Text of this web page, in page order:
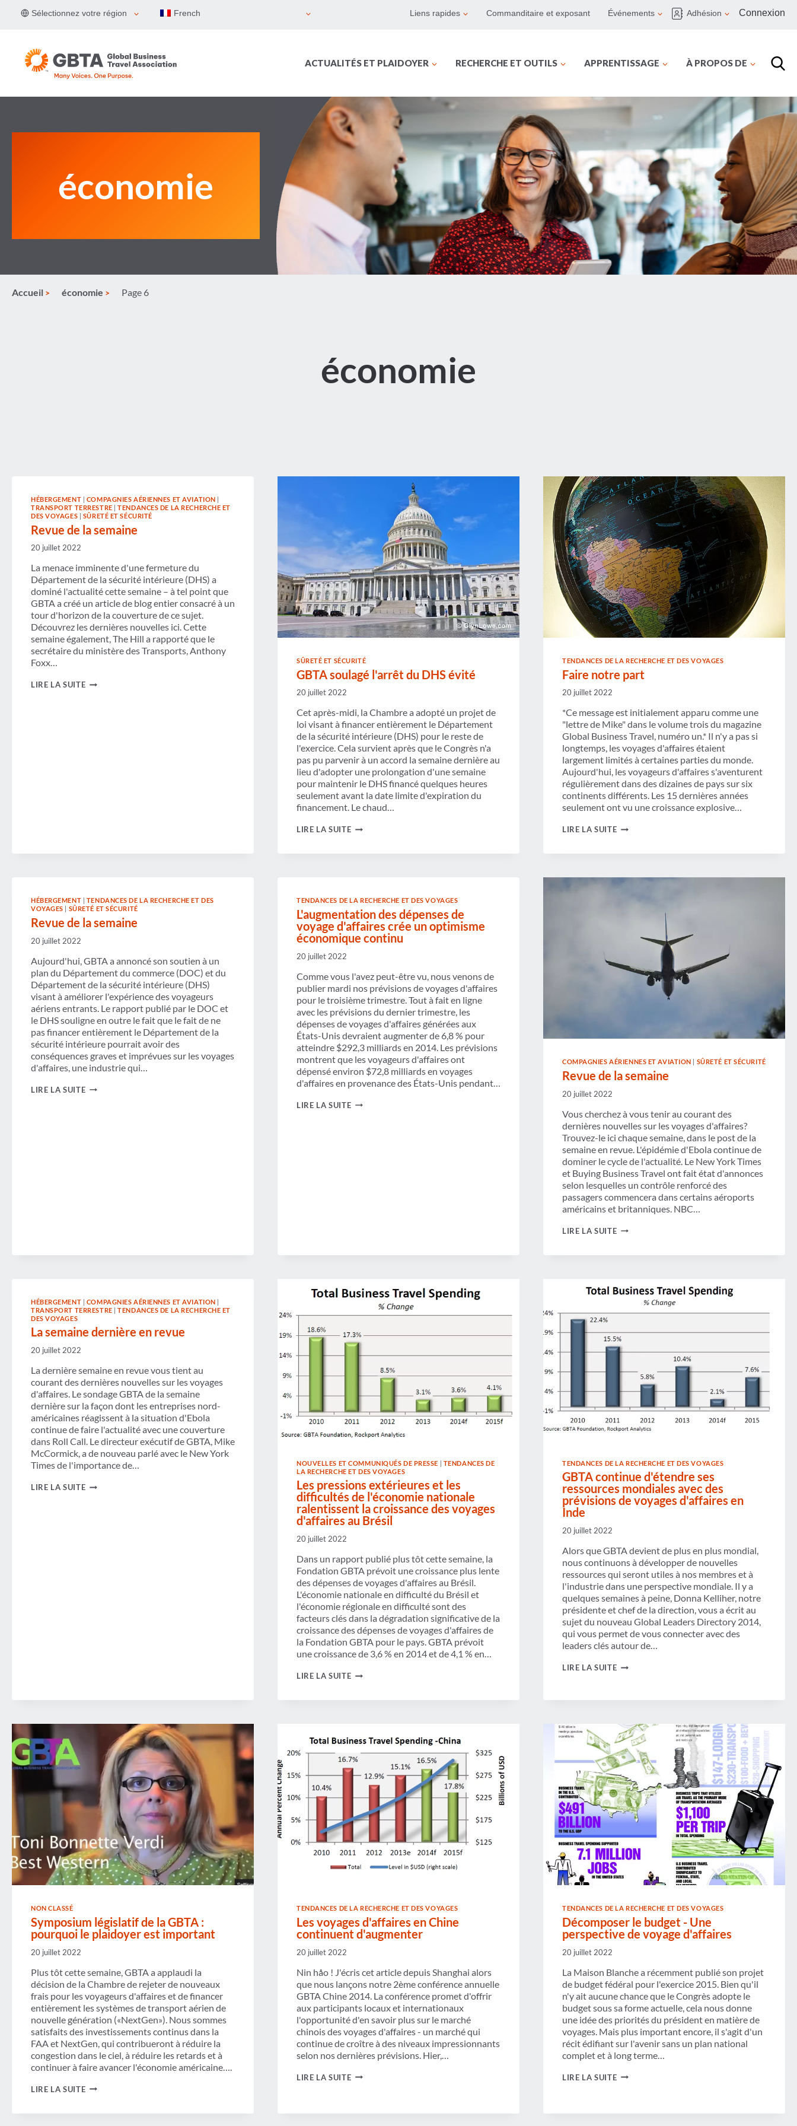
Sélectionnez votre région French Liens rapides Commanditaire et exposant Événements Adhésion Connexion
ACTUALITÉS ET PLAIDOYER RECHERCHE ET OUTILS APPRENTISSAGE À PROPOS DE
économie
Accueil économie Page 6
économie
HÉBERGEMENT | COMPAGNIES AÉRIENNES ET AVIATION |
TRANSPORT TERRESTRE |TENDANCES DE LA RECHERCHE ET
DES VOYAGES | SÛRETÉ ET SÉCURITÉ
Revue de la semaine
20 juillet 2022
La menace imminente d'une fermeture du
Département de la sécurité intérieure (DHS) a
dominé l'actualité cette semaine – à tel point que
GBTA a créé un article de blog entier consacré à un
tour d'horizon de la couverture de ce sujet.
Découvrez les dernières nouvelles ici. Cette
semaine également, The Hill a rapporté que le
secrétaire du ministère des Transports, Anthony
Foxx…
LIRE LA SUITEREVUE
SÛRETÉ ET SÉCURITÉ
GBTA soulagé l'arrêt du DHS évité
20 juillet 2022
Cet après-midi, la Chambre a adopté un projet de
loi visant à financer entièrement le Département
de la sécurité intérieure (DHS) pour le reste de
l'exercice. Cela survient après que le Congrès n'a
pas pu parvenir à un accord la semaine dernière au
lieu d'adopter une prolongation d'une semaine
pour maintenir le DHS financé quelques heures
seulement avant la date limite d'expiration du
financement. Le chaud…
LIRE LA SUITEGBTA
DU
TENDANCES DE LA RECHERCHE ET DES VOYAGES
Faire notre part
20 juillet 2022
*Ce message est initialement apparu comme une
"lettre de Mike" dans le volume trois du magazine
Global Business Travel, numéro un.* Il n'y a pas si
longtemps, les voyages d'affaires étaient
largement limités à certaines parties du monde.
Aujourd'hui, les voyageurs d'affaires s'aventurent
régulièrement dans des dizaines de pays sur six
continents différents. Les 15 dernières années
seulement ont vu une croissance explosive…
LIRE LA SUITEFAIRE
HÉBERGEMENT
TENDANCES DE LA RECHERCHE ET DES
VOYAGES
SÛRETÉ ET SÉCURITÉ
Revue de la semaine
20 juillet 2022
Aujourd'hui, GBTA a annoncé son soutien à un
plan du Département du commerce (DOC) et du
Département de la sécurité intérieure (DHS)
visant à améliorer l'expérience des voyageurs
aériens entrants. Le rapport publié par le DOC et
le DHS souligne en outre le fait que le fait de ne
pas financer entièrement le Département de la
sécurité intérieure pourrait avoir des
conséquences graves et imprévues sur les voyages
d'affaires, une industrie qui…
LIRE LA SUITEREVUE
TENDANCES DE LA RECHERCHE ET DES VOYAGES
L'augmentation des dépenses de
voyage d'affaires crée un optimisme
économique continu
20 juillet 2022
Comme vous l'avez peut-être vu, nous venons de
publier mardi nos prévisions de voyages d'affaires
pour le troisième trimestre. Tout à fait en ligne
avec les prévisions du dernier trimestre, les
dépenses de voyages d'affaires générées aux
États-Unis devraient augmenter de 6,8 % pour
atteindre $292,3 milliards en 2014. Les prévisions
montrent que les voyageurs d'affaires ont
dépensé environ $72,8 milliards en voyages
d'affaires en provenance des États-Unis pendant…
LIRE LA SUITEL'AUGMENTATION
COMPAGNIES AÉRIENNES ET AVIATION SÛRETÉ ET SÉCURITÉ
Revue de la semaine
20 juillet 2022
Vous cherchez à vous tenir au courant des
dernières nouvelles sur les voyages d'affaires?
Trouvez-le ici chaque semaine, dans le post de la
semaine en revue. L'épidémie d'Ebola continue de
dominer le cycle de l'actualité. Le New York Times
et Buying Business Travel ont fait état d'annonces
selon lesquelles un contrôle renforcé des
passagers commencera dans certains aéroports
américains et britanniques. NBC…
LIRE LA SUITEREVUE
SEMAINE
HÉBERGEMENT | COMPAGNIES AÉRIENNES ET AVIATION |
TRANSPORT TERRESTRE |TENDANCES DE LA RECHERCHE ET
DES VOYAGES
La semaine dernière en revue
20 juillet 2022
La dernière semaine en revue vous tient au
courant des dernières nouvelles sur les voyages
d'affaires. Le sondage GBTA de la semaine
dernière sur la façon dont les entreprises nord-
américaines réagissent à la situation d'Ebola
continue de faire l'actualité avec une couverture
dans Roll Call. Le directeur exécutif de GBTA, Mike
McCormick, a de nouveau parlé avec le New York
Times de l'importance de…
LIRE LA SUITELA
NOUVELLES ET COMMUNIQUÉS DE PRESSE | TENDANCES DE
LA RECHERCHE ET DES VOYAGES
Les pressions extérieures et les
difficultés de l'économie nationale
ralentissent la croissance des voyages
d'affaires au Brésil
20 juillet 2022
Dans un rapport publié plus tôt cette semaine, la
Fondation GBTA prévoit une croissance plus lente
des dépenses de voyages d'affaires au Brésil.
L'économie nationale en difficulté du Brésil et
l'économie régionale en difficulté sont des
facteurs clés dans la dégradation significative de la
croissance des dépenses de voyages d'affaires de
la Fondation GBTA pour le pays. GBTA prévoit
une croissance de 3,6 % en 2014 et de 4,1 % en…
LIRE LA SUITELES
ET
L'ÉCONOMIE
RALENTISSENT
LA
CROISSANCE
VOYAGES
D'AFFAIRES
AU
BRÉSIL
TENDANCES DE LA RECHERCHE ET DES VOYAGES
GBTA continue d'étendre ses
ressources mondiales avec des
prévisions de voyages d'affaires en
Inde
20 juillet 2022
Alors que GBTA devient de plus en plus mondial,
nous continuons à développer de nouvelles
ressources qui seront utiles à nos membres et à
l'industrie dans une perspective mondiale. Il y a
quelques semaines à peine, Donna Kelliher, notre
présidente et chef de la direction, vous a écrit au
sujet du nouveau Global Leaders Directory 2014,
qui vous permet de vous connecter avec des
leaders clés autour de…
LIRE LA SUITEGBTA
RESSOURCES
AVEC
DES
PRÉVISIONS
DE
VOYAGES
D'AFFAIRES
EN
INDE
NON CLASSÉ
Symposium législatif de la GBTA :
pourquoi le plaidoyer est important
20 juillet 2022
Plus tôt cette semaine, GBTA a applaudi la
décision de la Chambre de rejeter de nouveaux
frais pour les voyageurs d'affaires et de financer
entièrement les systèmes de transport aérien de
nouvelle génération («NextGen»). Nous sommes
satisfaits des investissements continus dans la
FAA et NextGen, qui contribueront à réduire la
congestion dans le ciel, à réduire les retards et à
continuer à faire avancer l'économie américaine….
LIRE LA SUITESYMPOSIUM
LA
TENDANCES DE LA RECHERCHE ET DES VOYAGES
Les voyages d'affaires en Chine
continuent d'augmenter
20 juillet 2022
Nin håo ! J'écris cet article depuis Shanghai alors
que nous lançons notre 2ème conférence annuelle
GBTA Chine 2014. La conférence promet d'offrir
aux participants locaux et internationaux
l'opportunité d'en savoir plus sur le marché
chinois des voyages d'affaires - un marché qui
continue de croître à des niveaux impressionnants
selon nos dernières prévisions. Hier,…
LIRE LA SUITELES
CHINE
TENDANCES DE LA RECHERCHE ET DES VOYAGES
Décomposer le budget - Une
perspective de voyage d'affaires
20 juillet 2022
La Maison Blanche a récemment publié son projet
de budget fédéral pour l'exercice 2015. Bien qu'il
n'y ait aucune chance que le Congrès adopte le
budget sous sa forme actuelle, cela nous donne
une idée des priorités du président en matière de
voyages. Mais plus important encore, il s'agit d'un
récit édifiant sur l'avenir sans un plan national
complet et à long terme…
LIRE LA SUITEDÉCOMPOSER
UNE